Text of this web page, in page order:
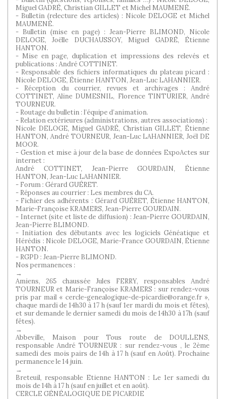
Miguel GADRÉ, Christian GILLET et Michel MAUMENÉ.
- Bulletin (relecture des articles) : Nicole DELOGE et Michel
MAUMENÉ.
- Bulletin (mise en page) : Jean-Pierre BLIMOND, Nicole
DELOGE, Joëlle DUCHAUSSOY, Miguel GADRÉ, Étienne
HANTON.
- Mise en page, duplication et impressions des relevés et
publications : André COTTINET.
- Responsable des fichiers informatiques du plateau picard :
Nicole DELOGE, Étienne HANTON, Jean-Luc LAHANNIER.
- Réception du courrier, revues et archivages : André
COTTINET, Aline DUMESNIL, Florence TINTURIER, André
TOURNEUR.
- Routage du bulletin : l’équipe d’animation.
- Relation extérieures (administrations, autres associations) :
Nicole DELOGE, Miguel GADRÉ, Christian GILLET, Étienne
HANTON, André TOURNEUR, Jean-Luc LAHANNIER, Joël DE
MOOR.
- Gestion et mise à jour de la base de données ExpoActes sur
internet :
André COTTINET, Jean-Pierre GOURDAIN, Étienne
HANTON, Jean-Luc LAHANNIER.
- Forum : Gérard GUÉRET.
- Réponses au courrier : Les membres du CA.
- Fichier des adhérents : Gérard GUÉRET, Étienne HANTON,
Marie-Françoise KRAMERS, Jean-Pierre GOURDAIN.
- Internet (site et liste de diffusion) : Jean-Pierre GOURDAIN,
Jean-Pierre BLIMOND.
- Initiation des débutants avec les logiciels Généatique et
Hérédis : Nicole DELOGE, Marie-France GOURDAIN, Étienne
HANTON.
- RGPD : Jean-Pierre BLIMOND.
Nos permanences :
→
Amiens, 265 chaussée Jules FERRY, responsables André
TOURNEUR et Marie-Françoise KRAMERS : sur rendez-vous
pris par mail « cercle-genealogique-de-picardie@orange.fr »,
chaque mardi de 14h30 à 17 h (sauf 1er mardi du mois et fêtes),
et sur demande le dernier samedi du mois de 14h30 à 17h (sauf
fêtes).
→
Abbeville, Maison pour Tous route de DOULLENS,
responsable André TOURNEUR : sur rendez-vous , le 2ème
samedi des mois pairs de 14h à 17 h (sauf en Août). Prochaine
permanence le 14 juin.
→
Breteuil, responsable Etienne HANTON : Le 1er samedi du
mois de 14h à 17 h (sauf en juillet et en août).
CERCLE GÉNÉALOGIQUE DE PICARDIE